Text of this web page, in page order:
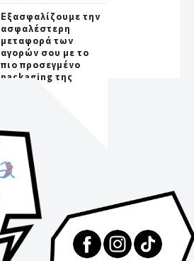
Εξασφαλίζουμε την
ασφαλέστερη
μεταφορά των
αγορών σου με το
πιο προσεγμένο
packaging της